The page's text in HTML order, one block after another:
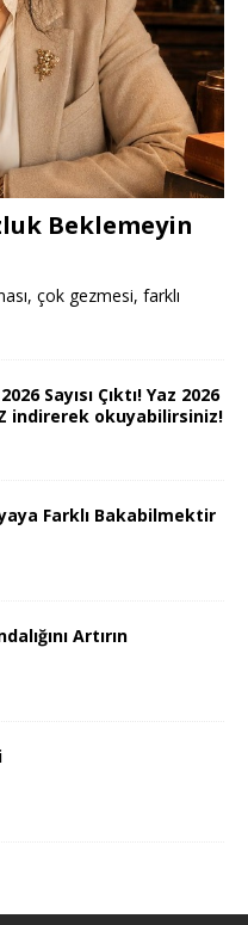
Beklemeyin
çok gezmesi, farklı
Sayısı Çıktı! Yaz 2026
indirerek okuyabilirsiniz!
Farklı Bakabilmektir
Artırın